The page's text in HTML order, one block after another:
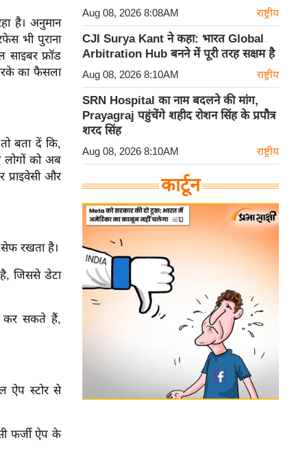
है। अनुमान
भी पुराना
फ्रॉड
का फैसला
बता दें कि,
लोगों को अब
और
रखता है।
जिससे डेटा
कर सकते हैं,
ऐप स्टोर से
फर्जी ऐप के
Aug 08, 2026 8:08AM राष्ट्रीय
CJI Surya Kant ने कहा: भारत Global
Arbitration Hub बनने में पूरी तरह सक्षम है
Aug 08, 2026 8:10AM राष्ट्रीय
SRN Hospital का नाम बदलने की मांग,
Prayagraj पहुंचेंगे शहीद रोशन सिंह के प्रपौत्र
शरद सिंह
Aug 08, 2026 8:10AM राष्ट्रीय
कार्टून